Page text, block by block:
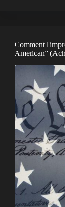
Comment
American”